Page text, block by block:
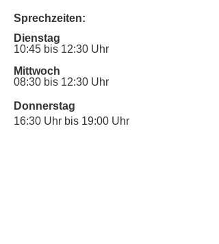
Sprechzeiten:
Dienstag
10:45 bis 12:30 Uhr
Mittwoch
08:30 bis 12:30 Uhr
Donnerstag
16:30 Uhr bis 19:00 Uhr